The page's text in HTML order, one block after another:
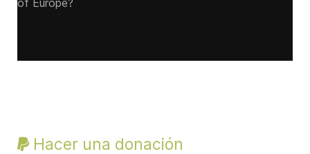
of Europe?
Hacer una donación